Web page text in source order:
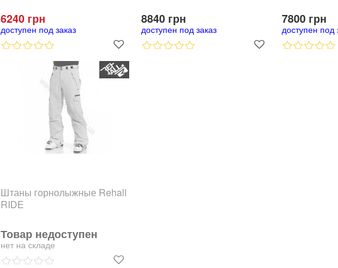
6240 грн
доступен под заказ
8840 грн
доступен под заказ
7800 грн
доступен под
Штаны горнолыжные Rehall
RIDE
Товар недоступен
нет на складе